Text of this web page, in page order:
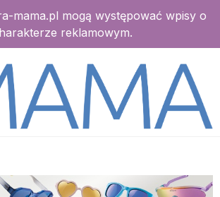
mama.pl mogą występować wpisy o
reklamowym.